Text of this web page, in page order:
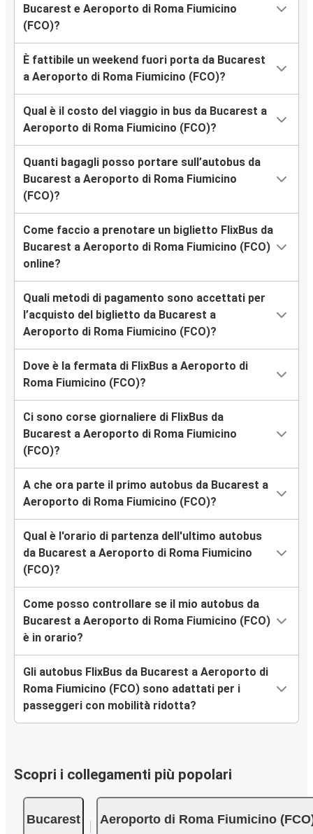
Bucarest e Aeroporto di Roma Fiumicino
(FCO)?
È fattibile un weekend fuori porta da Bucarest
a Aeroporto di Roma Fiumicino (FCO)?
Qual è il costo del viaggio in bus da Bucarest a
Aeroporto di Roma Fiumicino (FCO)?
Quanti bagagli posso portare sull’autobus da
Bucarest a Aeroporto di Roma Fiumicino
(FCO)?
Come faccio a prenotare un biglietto FlixBus da
Bucarest a Aeroporto di Roma Fiumicino (FCO)
online?
Quali metodi di pagamento sono accettati per
l’acquisto del biglietto da Bucarest a
Aeroporto di Roma Fiumicino (FCO)?
Dove è la fermata di FlixBus a Aeroporto di
Roma Fiumicino (FCO)?
Ci sono corse giornaliere di FlixBus da
Bucarest a Aeroporto di Roma Fiumicino
(FCO)?
A che ora parte il primo autobus da Bucarest a
Aeroporto di Roma Fiumicino (FCO)?
Qual è l'orario di partenza dell'ultimo autobus
da Bucarest a Aeroporto di Roma Fiumicino
(FCO)?
Come posso controllare se il mio autobus da
Bucarest a Aeroporto di Roma Fiumicino (FCO)
è in orario?
Gli autobus FlixBus da Bucarest a Aeroporto di
Roma Fiumicino (FCO) sono adattati per i
passeggeri con mobilità ridotta?
Scopri i collegamenti più popolari
Bucarest Aeroporto di Roma Fiumicino